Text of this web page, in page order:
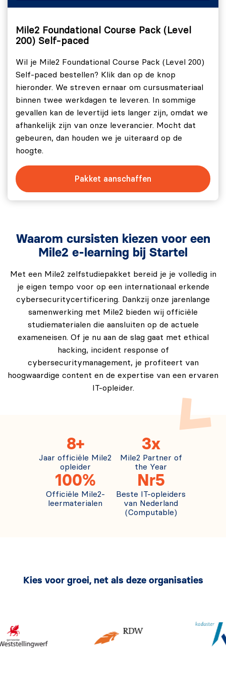
Network knowledge is necessary to secure any
information system where more than one device has
access to the information. Learn how virtual and
server based networks are managed and maintained.
Security Principles
The Certified Security Principles, C)SP, course is going
to prepare you for security across the entire
environment including understanding risk management,
identity and access control, network and data security.
Mile2 Foundational Course Pack (Level
200) Self-paced
Wil je Mile2 Foundational Course Pack (Level 200)
Self-paced bestellen? Klik dan op de knop
hieronder. We streven ernaar om cursusmateriaal
binnen twee werkdagen te leveren. In sommige
gevallen kan de levertijd iets langer zijn, omdat we
afhankelijk zijn van onze leverancier. Mocht dat
gebeuren, dan houden we je uiteraard op de
hoogte.
Pakket aanschaffen
Waarom cursisten kiezen voor een
Mile2 e-learning bij Startel
Met een Mile2 zelfstudiepakket bereid je je volledig in
je eigen tempo voor op een internationaal erkende
cybersecuritycertificering. Dankzij onze jarenlange
samenwerking met Mile2 bieden wij officiële
studiematerialen die aansluiten op de actuele
exameneisen. Of je nu aan de slag gaat met ethical
hacking, incident response of
cybersecuritymanagement, je profiteert van
hoogwaardige content en de expertise van een ervaren
IT-opleider.
8+
Jaar officiële Mile2
opleider
3x
Mile2 Partner of
the Year
100%
Officiële Mile2-
leermaterialen
Nr5
Beste IT-opleiders
van Nederland
(Computable)
Kies voor groei, net als deze organisaties